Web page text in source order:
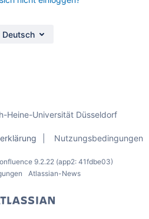
Deutsch
Heine-Universität Düsseldorf
Nutzungsbedingungen
9.2.22 (app2: 41fdbe03)
Atlassian-News